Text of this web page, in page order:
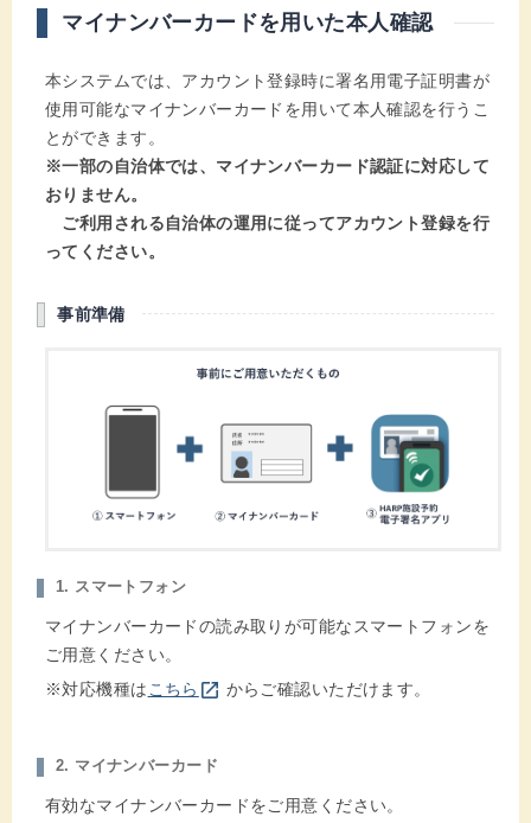
マイナンバーカードを用いた本人確認
本システムでは、アカウント登録時に署名用電子証明書が
使用可能なマイナンバーカードを用いて本人確認を行うこ
とができます。
※一部の自治体では、マイナンバーカード認証に対応して
おりません。
ご利用される自治体の運用に従ってアカウント登録を行
ってください。
事前準備
1. スマートフォン
マイナンバーカードの読み取りが可能なスマートフォンを
ご用意ください。
※対応機種はこちら open_in_new からご確認いただけます。
2. マイナンバーカード
有効なマイナンバーカードをご用意ください。